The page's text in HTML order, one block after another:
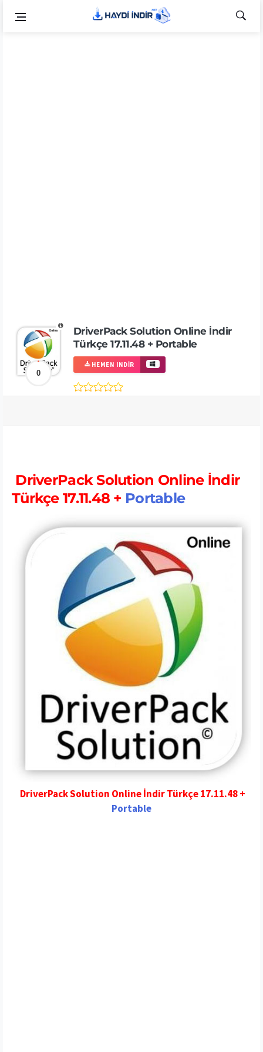
0
DriverPack Solution Online İndir
Türkçe 17.11.48 + Portable
HEMEN INDIR
DriverPack Solution Online İndir
Türkçe 17.11.48 + Portable
DriverPack Solution Online İndir Türkçe 17.11.48 +
Portable